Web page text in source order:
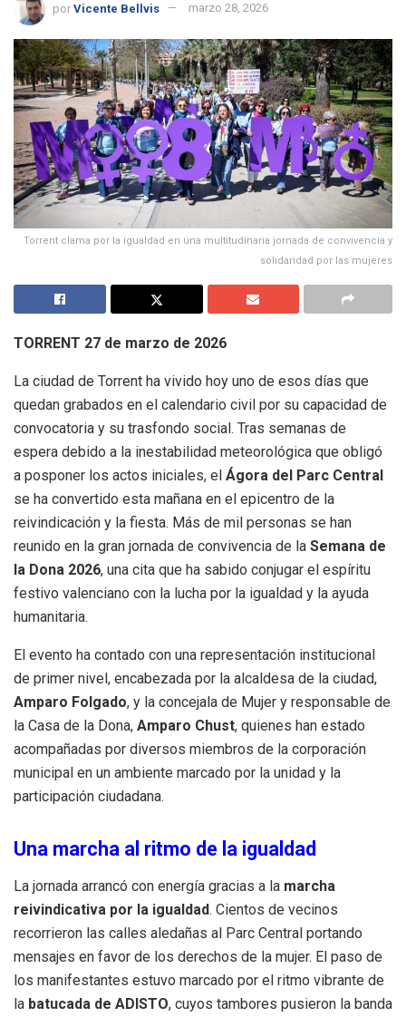
por Vicente Bellvis marzo 28, 2026
Torrent clama por la igualdad en una multitudinaria jornada de convivencia y
solidaridad por las mujeres
TORRENT 27 de marzo de 2026
La ciudad de Torrent ha vivido hoy uno de esos días que
quedan grabados en el calendario civil por su capacidad de
convocatoria y su trasfondo social. Tras semanas de
espera debido a la inestabilidad meteorológica que obligó
a posponer los actos iniciales, el Ágora del Parc Central
se ha convertido esta mañana en el epicentro de la
reivindicación y la fiesta. Más de mil personas se han
reunido en la gran jornada de convivencia de la Semana de
la Dona 2026, una cita que ha sabido conjugar el espíritu
festivo valenciano con la lucha por la igualdad y la ayuda
humanitaria.
El evento ha contado con una representación institucional
de primer nivel, encabezada por la alcaldesa de la ciudad,
Amparo Folgado, y la concejala de Mujer y responsable de
la Casa de la Dona, Amparo Chust, quienes han estado
acompañadas por diversos miembros de la corporación
municipal en un ambiente marcado por la unidad y la
participación ciudadana.
Una marcha al ritmo de la igualdad
La jornada arrancó con energía gracias a la marcha
reivindicativa por la igualdad. Cientos de vecinos
recorrieron las calles aledañas al Parc Central portando
mensajes en favor de los derechos de la mujer. El paso de
los manifestantes estuvo marcado por el ritmo vibrante de
la batucada de ADISTO, cuyos tambores pusieron la banda